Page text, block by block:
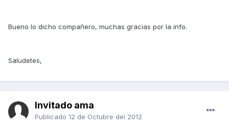
Bueno lo dicho compañero, muchas gracias por la info.
Saludetes,
Invitado ama
Publicado 12 de Octubre del 2012